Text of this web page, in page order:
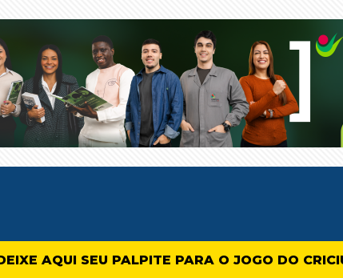
AQUI SEU PALPITE PARA O JOGO DO